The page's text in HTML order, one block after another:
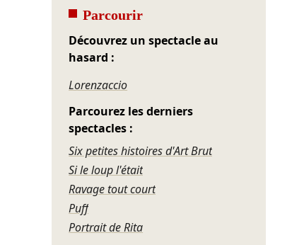
Parcourir
Découvrez un spectacle au
hasard :
Lorenzaccio
Parcourez les derniers
spectacles :
Six petites histoires d'Art Brut
Si le loup l'était
Ravage tout court
Puff
Portrait de Rita